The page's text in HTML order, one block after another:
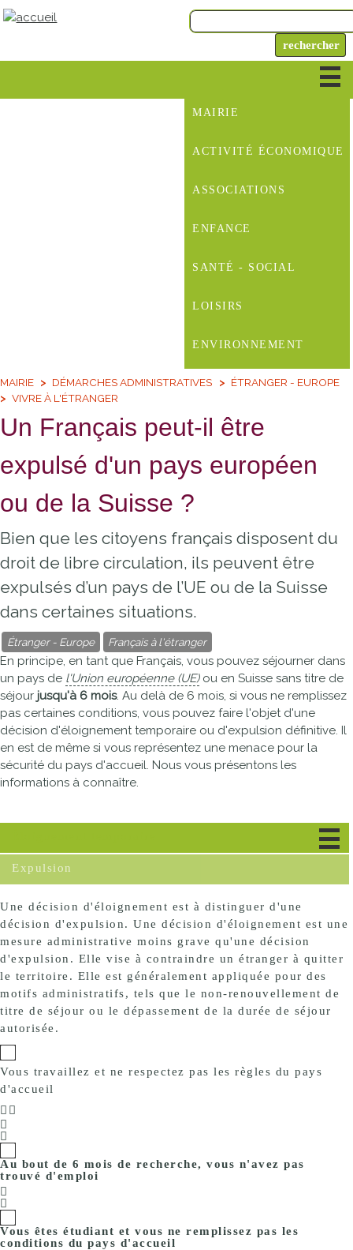
MAIRIE
ACTIVITÉ ÉCONOMIQUE
ASSOCIATIONS
ENFANCE
SANTÉ - SOCIAL
LOISIRS
ENVIRONNEMENT
MAIRIE DÉMARCHES ADMINISTRATIVES
ÉTRANGER - EUROPE
VIVRE À L'ÉTRANGER
Un Français peut-il être
expulsé d'un pays européen
ou de la Suisse ?
Bien que les citoyens français disposent du
droit de libre circulation, ils peuvent être
expulsés d’un pays de l’UE ou de la Suisse
dans certaines situations.
Étranger - Europe Français à l'étranger
En principe, en tant que Français, vous pouvez séjourner dans
un pays de l'Union européenne (UE)ou en Suisse sans titre de
séjour jusqu'à 6 mois. Au delà de 6 mois, si vous ne remplissez
pas certaines conditions, vous pouvez faire l'objet d'une
décision d'éloignement temporaire ou d'expulsion définitive. Il
en est de même si vous représentez une menace pour la
sécurité du pays d'accueil. Nous vous présentons les
informations à connaître.
Expulsion
Une décision d'éloignement est à distinguer d'une
décision d'expulsion. Une décision d'éloignement est une
mesure administrative moins grave qu'une décision
d'expulsion. Elle vise à contraindre un étranger à quitter
le territoire. Elle est généralement appliquée pour des
motifs administratifs, tels que le non-renouvellement de
titre de séjour ou le dépassement de la durée de séjour
autorisée.
Vous travaillez et ne respectez pas les règles du pays
d'accueil
Au bout de 6 mois de recherche, vous n'avez pas
trouvé d'emploi
Vous êtes étudiant et vous ne remplissez pas les
conditions du pays d'accueil